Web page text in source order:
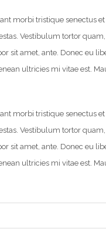
morbi tristique senectus
Vestibulum tortor
sit amet, ante. Donec eu
ultricies mi vitae est.
morbi tristique senectus
Vestibulum tortor
sit amet, ante. Donec eu
ultricies mi vitae est.